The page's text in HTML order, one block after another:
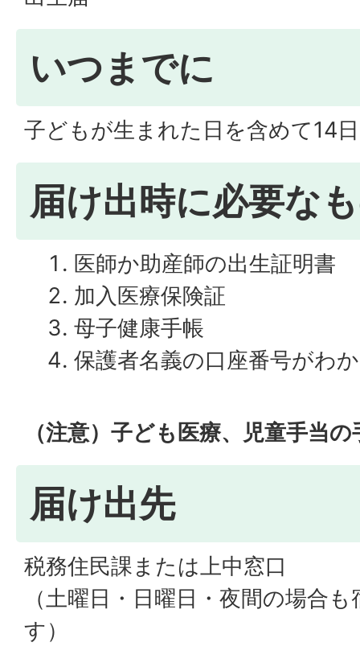
いつまでに
子どもが生まれた日を含めて14
届け出時に必要な
医師か助産師の出生証明書
加入医療保険証
母子健康手帳
保護者名義の口座番号がわ
（注意）子ども医療、児童手当
届け出先
税務住民課または上中窓口
（土曜日・日曜日・夜間の場合
す）